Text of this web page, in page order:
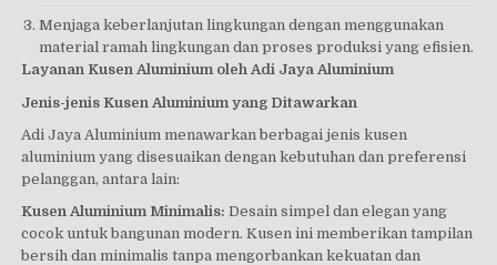
Menjaga keberlanjutan lingkungan dengan menggunakan
material ramah lingkungan dan proses produksi yang efisien.
Layanan Kusen Aluminium oleh Adi Jaya Aluminium
Jenis-jenis Kusen Aluminium yang Ditawarkan
Adi Jaya Aluminium menawarkan berbagai jenis kusen
aluminium yang disesuaikan dengan kebutuhan dan preferensi
pelanggan, antara lain:
Kusen Aluminium Minimalis: Desain simpel dan elegan yang
cocok untuk bangunan modern. Kusen ini memberikan tampilan
bersih dan minimalis tanpa mengorbankan kekuatan dan